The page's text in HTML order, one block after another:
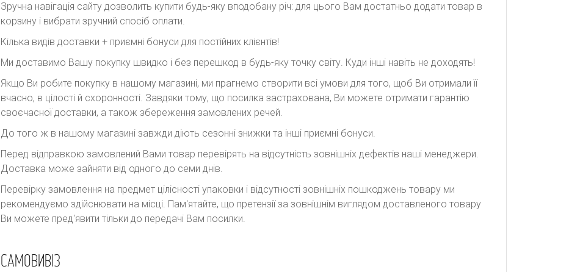
Зручна навігація сайту дозволить купити будь-яку вподобану річ: для цього Вам достатньо додати товар в
корзину і вибрати зручний спосіб оплати.
Кілька видів доставки + приємні бонуси для постійних клієнтів!
Ми доставимо Вашу покупку швидко і без перешкод в будь-яку точку світу. Куди інші навіть не доходять!
Якщо Ви робите покупку в нашому магазині, ми прагнемо створити всі умови для того, щоб Ви отримали її
вчасно, в цілості й схоронності. Завдяки тому, що посилка застрахована, Ви можете отримати гарантію
своєчасної доставки, а також збереження замовлених речей.
До того ж в нашому магазині завжди діють сезонні знижки та інші приємні бонуси.
Перед відправкою замовлений Вами товар перевірять на відсутність зовнішніх дефектів наші менеджери.
Доставка може зайняти від одного до семи днів.
Перевірку замовлення на предмет цілісності упаковки і відсутності зовнішніх пошкоджень товару ми
рекомендуємо здійснювати на місці. Пам'ятайте, що претензії за зовнішнім виглядом доставленого товару
Ви можете пред'явити тільки до передачі Вам посилки.
САМОВИВІЗ